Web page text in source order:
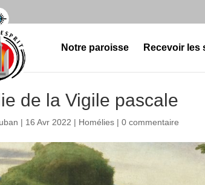
Notre paroisse Recevoir les
de la Vigile pascale
| 16 Avr 2022 | Homélies |0 commentaire